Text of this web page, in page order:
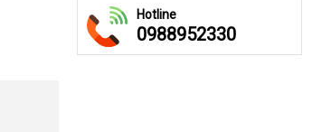
Hotline
0988952330